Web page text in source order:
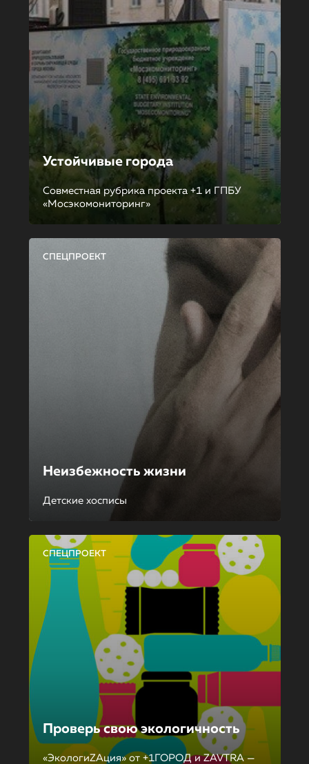
Устойчивые города
Совместная рубрика проекта +1 и ГПБУ
«Мосэкомониторинг»
СПЕЦПРОЕКТ
Неизбежность жизни
Детские хосписы
СПЕЦПРОЕКТ
Проверь свою экологичность
«ЭкологиZAция» от +1ГОРОД и ZAVTRA —